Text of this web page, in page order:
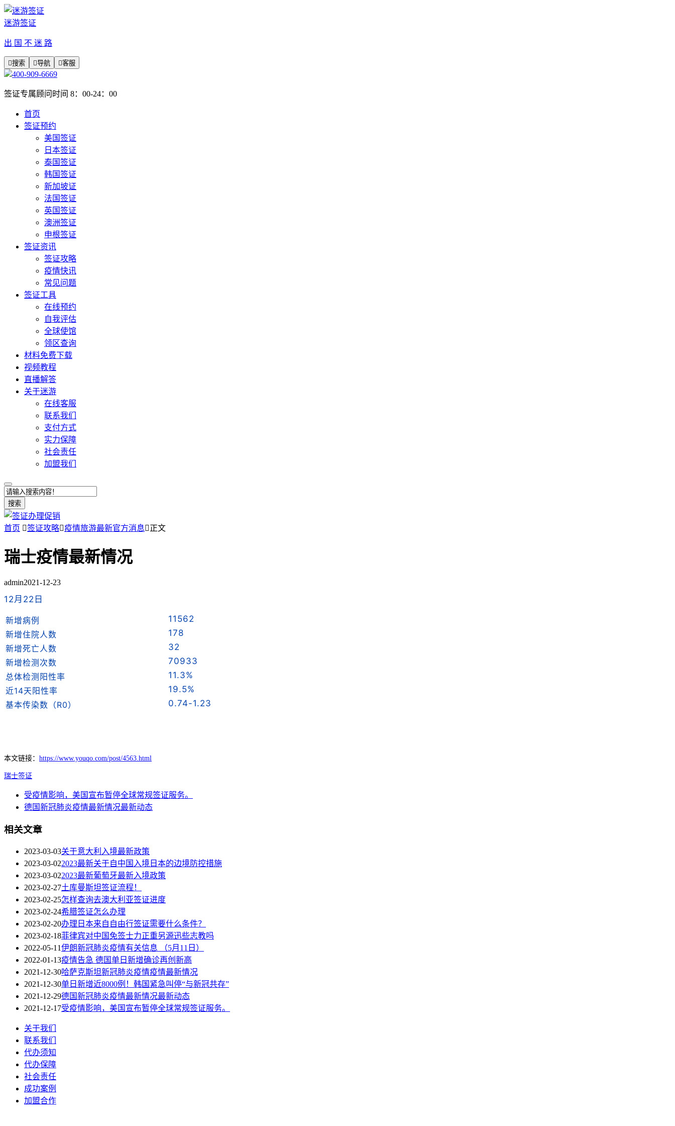
迷游签证
出 国 不 迷 路
搜索 导航 客服
400-909-6669
签证专属顾问时间 8：00-24：00
首页
签证预约
美国签证
日本签证
泰国签证
韩国签证
新加坡证
法国签证
英国签证
澳洲签证
申根签证
签证资讯
签证攻略
疫情快讯
常见问题
签证工具
在线预约
自我评估
全球使馆
领区查询
材料免费下载
视频教程
直播解答
关于迷游
在线客服
联系我们
支付方式
实力保障
社会责任
加盟我们
搜索
首页 签证攻略疫情旅游最新官方消息正文
瑞士疫情最新情况
admin2021-12-23
12月22日
新增病例
11562
新增住院人数
178
新增死亡人数
32
新增检测次数
70933
总体检测阳性率
11.3%
近14天阳性率
19.5%
基本传染数（R0）
0.74-1.23
本文链接： https://www.youqo.com/post/4563.html
瑞士签证
受疫情影响，美国宣布暂停全球常规签证服务。
德国新冠肺炎疫情最新情况最新动态
相关文章
2023-03-03关于意大利入境最新政策
2023-03-022023最新关于自中国入境日本的边境防控措施
2023-03-022023最新葡萄牙最新入境政策
2023-02-27土库曼斯坦签证流程！
2023-02-25怎样查询去澳大利亚签证进度
2023-02-24希腊签证怎么办理
2023-02-20办理日本来自自由行签证需要什么条件？
2023-02-18菲律宾对中国免签士力正重另源迅些志教吗
2022-05-11伊朗新冠肺炎疫情有关信息 （5月11日）
2022-01-13疫情告急 德国单日新增确诊再创新高
2021-12-30哈萨克斯坦新冠肺炎疫情疫情最新情况
2021-12-30单日新增近8000例！韩国紧急叫停“与新冠共存”
2021-12-29德国新冠肺炎疫情最新情况最新动态
2021-12-17受疫情影响，美国宣布暂停全球常规签证服务。
关于我们
联系我们
代办须知
代办保障
社会责任
成功案例
加盟合作